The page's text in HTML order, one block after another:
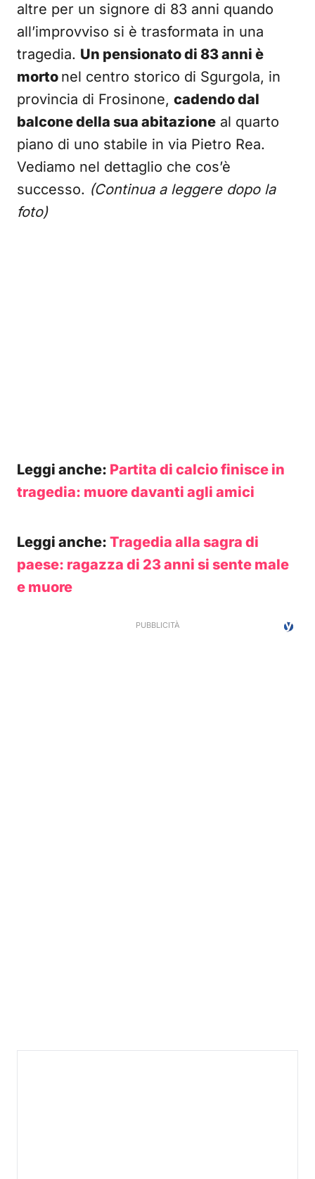
altre per un signore di 83 anni quando
all’improvviso si è trasformata in una
tragedia. Un pensionato di 83 anni è
morto nel centro storico di Sgurgola, in
provincia di Frosinone, cadendo dal
balcone della sua abitazione al quarto
piano di uno stabile in via Pietro Rea.
Vediamo nel dettaglio che cos’è
successo. (Continua a leggere dopo la
foto)
Leggi anche: Partita di calcio finisce in
tragedia: muore davanti agli amici
Leggi anche: Tragedia alla sagra di
paese: ragazza di 23 anni si sente male
e muore